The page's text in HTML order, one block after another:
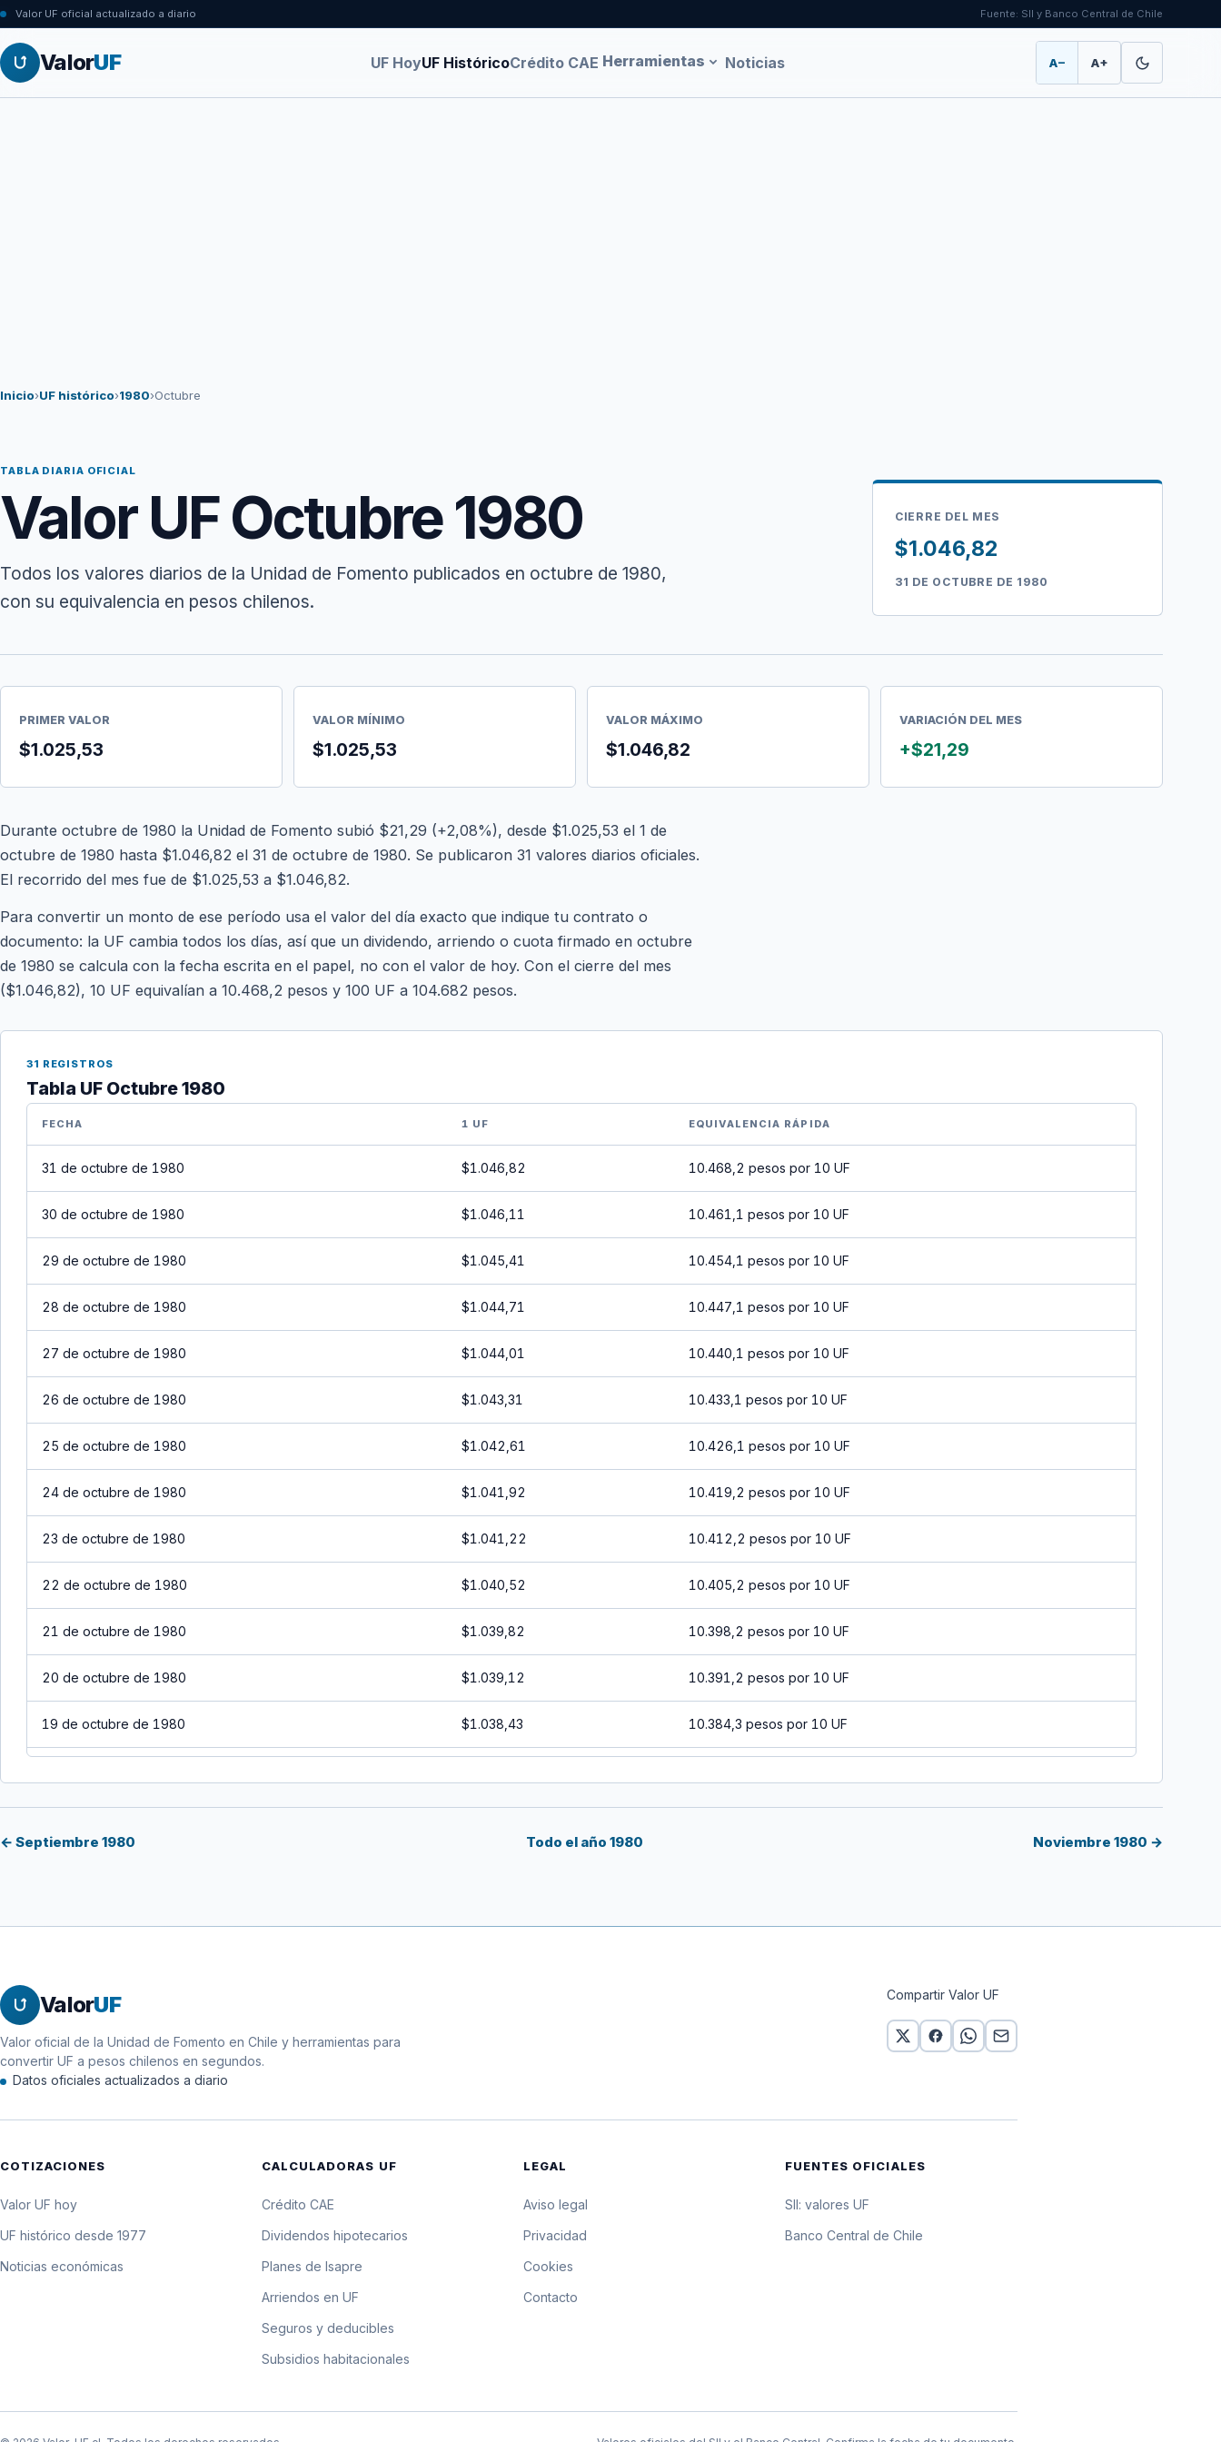
Valor UF oficial actualizado a diario Fuente: SII y Banco Central de Chile
ValorUF UF HoyUF HistóricoCrédito CAE Herramientas Noticias A− A+
Inicio›UF histórico›1980›Octubre
TABLA DIARIA OFICIAL
Valor UF Octubre 1980
Todos los valores diarios de la Unidad de Fomento publicados en octubre de 1980,
con su equivalencia en pesos chilenos.
CIERRE DEL MES
$1.046,82
31 DE OCTUBRE DE 1980
PRIMER VALOR
$1.025,53
VALOR MÍNIMO
$1.025,53
VALOR MÁXIMO
$1.046,82
VARIACIÓN DEL MES
+$21,29
Durante octubre de 1980 la Unidad de Fomento subió $21,29 (+2,08%), desde $1.025,53 el 1 de
octubre de 1980 hasta $1.046,82 el 31 de octubre de 1980. Se publicaron 31 valores diarios oficiales.
El recorrido del mes fue de $1.025,53 a $1.046,82.
Para convertir un monto de ese período usa el valor del día exacto que indique tu contrato o
documento: la UF cambia todos los días, así que un dividendo, arriendo o cuota firmado en octubre
de 1980 se calcula con la fecha escrita en el papel, no con el valor de hoy. Con el cierre del mes
($1.046,82), 10 UF equivalían a 10.468,2 pesos y 100 UF a 104.682 pesos.
31 REGISTROS
Tabla UF Octubre 1980
FECHA 1 UF EQUIVALENCIA RÁPIDA
31 de octubre de 1980 $1.046,82 10.468,2 pesos por 10 UF
30 de octubre de 1980 $1.046,11 10.461,1 pesos por 10 UF
29 de octubre de 1980 $1.045,41 10.454,1 pesos por 10 UF
28 de octubre de 1980 $1.044,71 10.447,1 pesos por 10 UF
27 de octubre de 1980 $1.044,01 10.440,1 pesos por 10 UF
26 de octubre de 1980 $1.043,31 10.433,1 pesos por 10 UF
25 de octubre de 1980 $1.042,61 10.426,1 pesos por 10 UF
24 de octubre de 1980 $1.041,92 10.419,2 pesos por 10 UF
23 de octubre de 1980 $1.041,22 10.412,2 pesos por 10 UF
22 de octubre de 1980 $1.040,52 10.405,2 pesos por 10 UF
21 de octubre de 1980 $1.039,82 10.398,2 pesos por 10 UF
20 de octubre de 1980 $1.039,12 10.391,2 pesos por 10 UF
19 de octubre de 1980 $1.038,43 10.384,3 pesos por 10 UF
13 de octubre de 1980
12 de octubre de 1980
8 de octubre de 1980 $1.030,75 10.307,5 pesos por 10 UF
← Septiembre 1980 Todo el año 1980 Noviembre 1980 →
ValorUF
Valor oficial de la Unidad de Fomento en Chile y herramientas para
convertir UF a pesos chilenos en segundos.
Datos oficiales actualizados a diario
Compartir Valor UF
COTIZACIONES
Valor UF hoy
UF histórico desde 1977
Noticias económicas
CALCULADORAS UF
Crédito CAE
Dividendos hipotecarios
Planes de Isapre
Arriendos en UF
Seguros y deducibles
Subsidios habitacionales
LEGAL
Aviso legal
Privacidad
Cookies
Contacto
FUENTES OFICIALES
SII: valores UF
Banco Central de Chile